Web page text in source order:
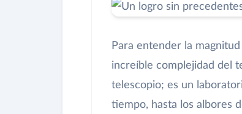
Para entender la
increíble complejidad del
telescopio; es un
tiempo, hasta los albores